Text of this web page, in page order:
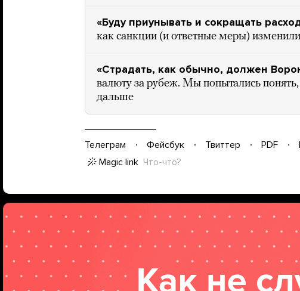
«Буду приунывать и сокращать
как санкции (и ответные меры)
«Страдать, как обычно, должен
валюту за рубеж. Мы попытались понять,
дальше
Телеграм Фейсбук Твиттер PDF
Magic link Что-что?